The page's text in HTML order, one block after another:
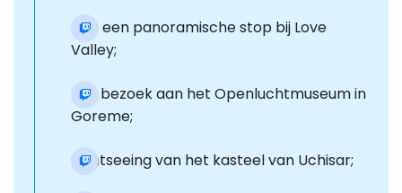
Er is een panoramische stop bij Love
Valley;
Een bezoek aan het Openluchtmuseum in
Goreme;
Sightseeing van het kasteel van Uchisar;